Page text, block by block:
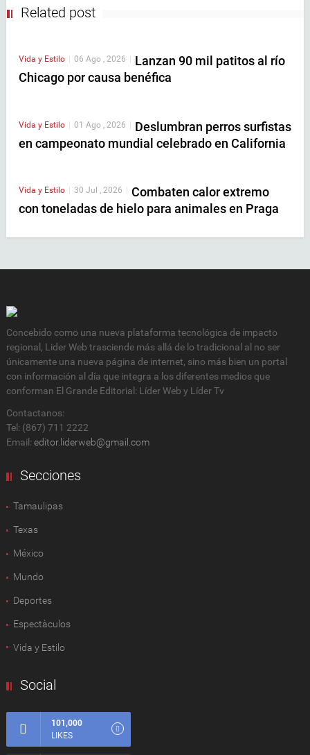
Related post
Vida y Estilo 06 Ago , 2026
Lanzan 90 mil patitos al río
Chicago por causa benéfica
Vida y Estilo | 01 Ago , 2026 | Deslumbran perros surfistas
en campeonato mundial celebrado en California
Vida y Estilo 30 Jul , 2026
Combaten calor extremo
con toneladas de hielo para animales en Praga
Concebido como una nueva plataforma tecnológica de impacto
regional, Lider Web trasciende más allá de lo tradicional al no ser
únicamente una nueva página de internet, sino más bien un portal
con información al día que integra a los diferentes medios que
conforman El Grande Editorial: Líder Web y Líder Tv
Contactanos:
Tel: (867) 711 2222
Email: editor.liderweb@gmail.com
Secciones
Tamaulipas
Texas
México
Mundo
Deportes
Espectàculos
Vida y Estilo
Social
101,000
LIKES